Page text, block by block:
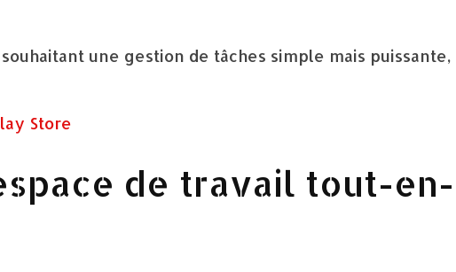
une gestion de tâches simple mais puissante,
Store
de travail tout-en-